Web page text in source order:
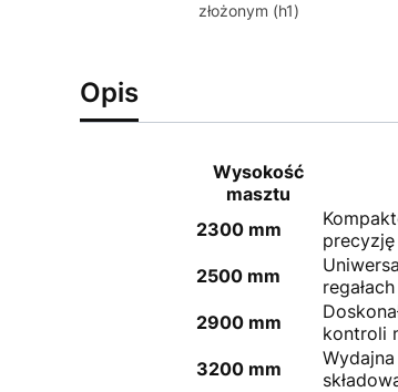
złożonym (h1)
Opis
Wysokość
masztu
2300 mm
2500 mm
2900 mm
kontroli
3200 mm